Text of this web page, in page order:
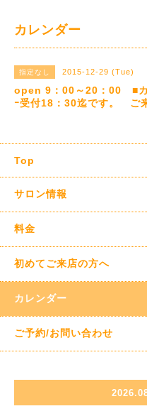
カレンダー
指定なし 2015-12-29 (Tue)
open 9：00～20：00 ■
ｰ受付18：30迄です。 ご
Top
サロン情報
料金
初めてご来店の方へ
カレンダー
ご予約/お問い合わせ